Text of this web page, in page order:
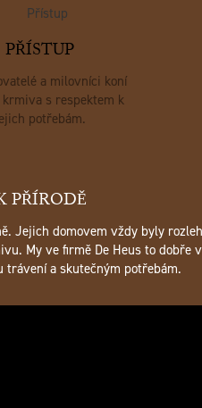
PŘÍSTUP
a milovníci koní
s respektem k
potřebám.
PŘÍRODĚ
Jejich domovem vždy byly
My ve firmě De Heus to dobře
a skutečným potřebám.